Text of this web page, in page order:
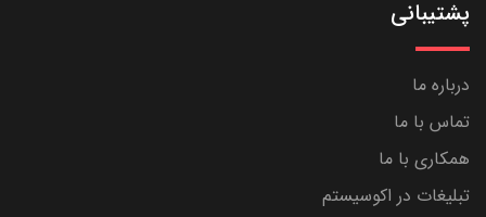
پشتیبانی
درباره ما
تماس با ما
همکاری با ما
تبلیغات در اکوسیستم